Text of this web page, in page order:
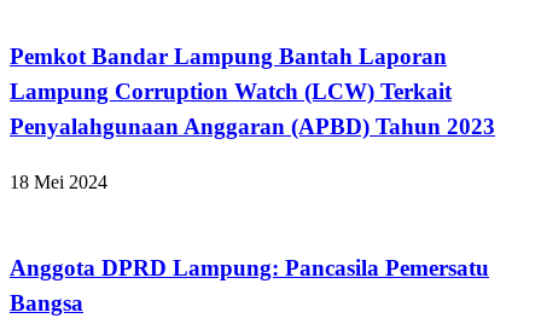
Pemkot Bandar Lampung Bantah Laporan
Lampung Corruption Watch (LCW) Terkait
Penyalahgunaan Anggaran (APBD) Tahun 2023
18 Mei 2024
Anggota DPRD Lampung: Pancasila Pemersatu
Bangsa